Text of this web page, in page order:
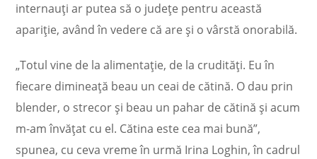
internauți ar putea să o județe pentru această
apariție, având în vedere că are și o vârstă onorabilă.
„Totul vine de la alimentație, de la crudități. Eu în
fiecare dimineață beau un ceai de cătină. O dau prin
blender, o strecor și beau un pahar de cătină și acum
m-am învățat cu el. Cătina este cea mai bună”,
spunea, cu ceva vreme în urmă Irina Loghin, în cadrul